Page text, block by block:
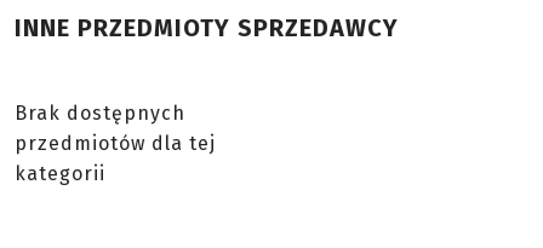
INNE PRZEDMIOTY SPRZEDAWCY
Brak dostępnych
przedmiotów dla tej
kategorii